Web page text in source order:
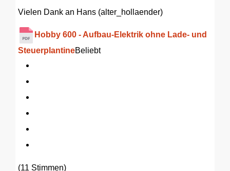
Vielen Dank an Hans (alter_hollaender)
Hobby 600 - Aufbau-Elektrik ohne Lade- und
SteuerplantineBeliebt
(11 Stimmen)